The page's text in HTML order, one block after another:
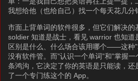
我想给他（也给自己）找一个每天花几分
市面上背单词的软件很多，但它们解决的
soldier 知道是战士，看见 warrior 也知道
区别是什么、什么场合该用哪个——这种
没有软件管。而”认识一个单词”和”掌握
条鸿沟，它决定了你的英语是只能读，还
了一个专门练这个的 App。